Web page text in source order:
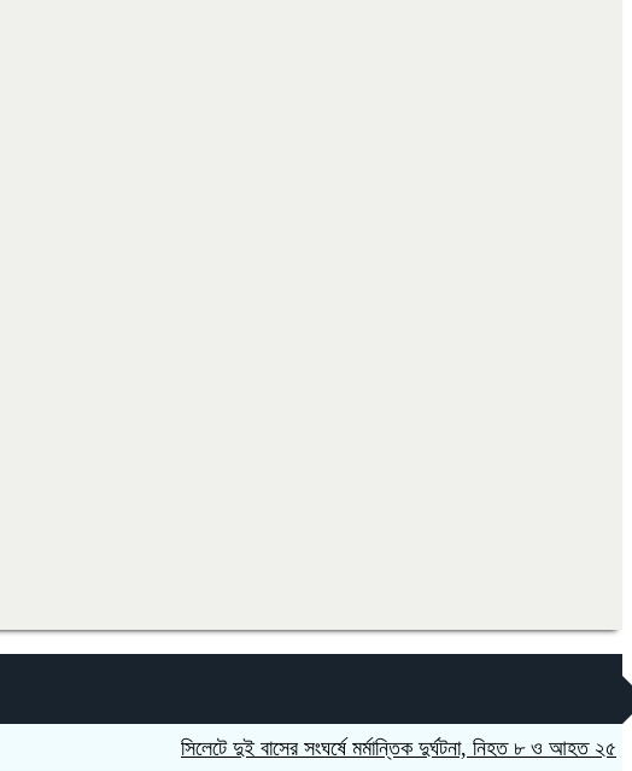
সিলেটে দুই বাসের সংঘর্ষে মর্মান্তিক দুর্ঘটনা, নিহত ৮ ও আহত ২৫